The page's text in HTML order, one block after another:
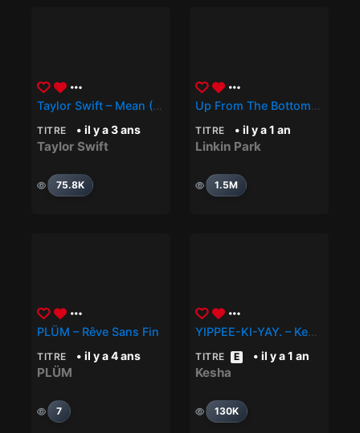
Taylor Swift – Mean (Taylor’s Version)
TITRE • il y a 3 ans
Taylor Swift
75.8K
Up From The Bottom – Linkin Park
TITRE • il y a 1 an
Linkin Park
1.5M
PLÜM – Rêve Sans Fin
TITRE • il y a 4 ans
PLÜM
7
YIPPEE-KI-YAY. – Kesha
TITRE E • il y a 1 an
Kesha
130K